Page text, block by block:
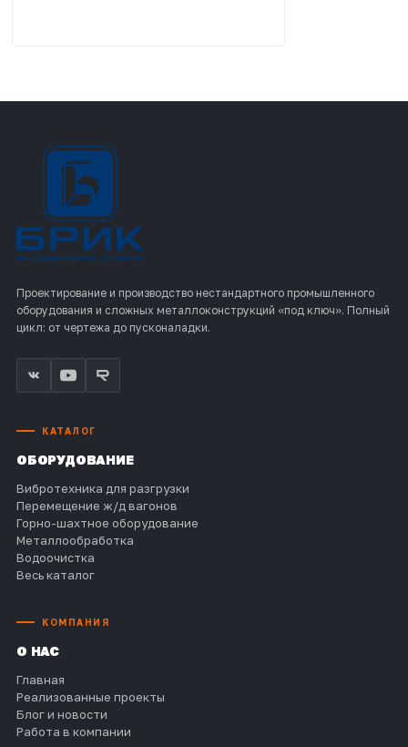
Проектирование и производство нестандартного промышленного
оборудования и сложных металлоконструкций «под ключ». Полный
цикл: от чертежа до пусконаладки.
КАТАЛОГ
ОБОРУДОВАНИЕ
Вибротехника для разгрузки
Перемещение ж/д вагонов
Горно-шахтное оборудование
Металлообработка
Водоочистка
Весь каталог
КОМПАНИЯ
О НАС
Главная
Реализованные проекты
Блог и новости
Работа в компании